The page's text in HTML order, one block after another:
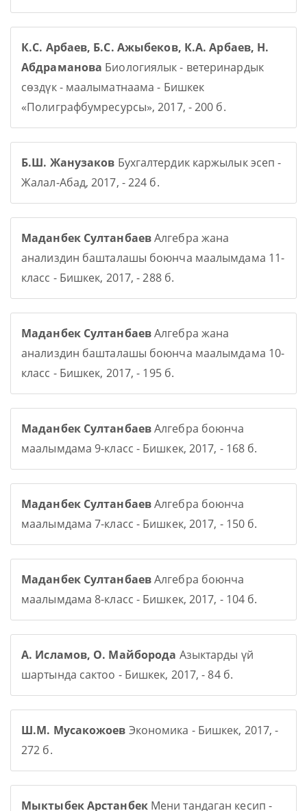
К.С. Арбаев, Б.С. Ажыбеков, К.А. Арбаев, Н.
Абдраманова Биологиялык - ветеринардык
сөздүк - маалыматнаама - Бишкек
«Полиграфбумресурсы», 2017, - 200 б.
Б.Ш. Жанузаков Бухгалтердик каржылык эсеп -
Жалал-Абад, 2017, - 224 б.
Маданбек СултанбаевАлгебра жана
анализдин башталашы боюнча маалымдама 11-
класс - Бишкек, 2017, - 288 б.
Маданбек СултанбаевАлгебра жана
анализдин башталашы боюнча маалымдама 10-
класс - Бишкек, 2017, - 195 б.
Маданбек СултанбаевАлгебра боюнча
маалымдама 9-класс - Бишкек, 2017, - 168 б.
Маданбек СултанбаевАлгебра боюнча
маалымдама 7-класс - Бишкек, 2017, - 150 б.
Маданбек СултанбаевАлгебра боюнча
маалымдама 8-класс - Бишкек, 2017, - 104 б.
А. Исламов, О. Майборода Азыктарды үй
шартында сактоо - Бишкек, 2017, - 84 б.
Ш.М. Мусакожоев Экономика - Бишкек, 2017, -
272 б.
Мыктыбек АрстанбекМени тандаган кесип -